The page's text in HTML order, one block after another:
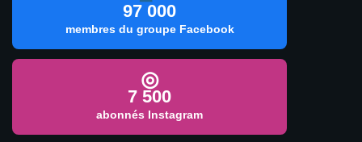
97 000
membres du groupe Facebook
◎
7 500
abonnés Instagram